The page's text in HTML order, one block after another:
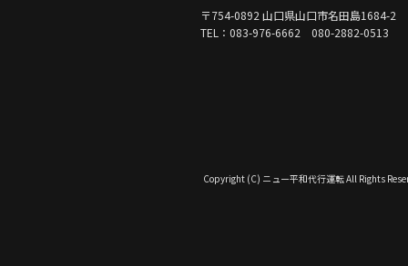
〒754-0892 山口県山口市名田島1684-2
TEL：083-976-6662 080-2882-0513
Copyright (C) ニュー平和代行運転 All Rights